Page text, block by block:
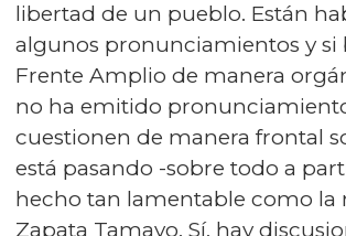
libertad de un pueblo. Están
algunos pronunciamientos y si
Frente Amplio de manera
no ha emitido
cuestionen de manera frontal
está pasando -sobre todo a
hecho tan lamentable como la
Zapata Tamayo. Sí, hay